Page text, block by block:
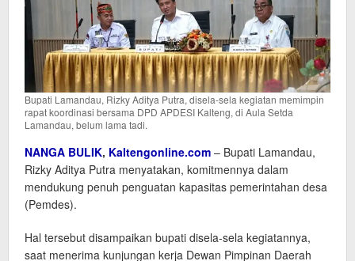
Bupati Lamandau, Rizky Aditya Putra, disela-sela kegiatan memimpin
rapat koordinasi bersama DPD APDESI Kalteng, di Aula Setda
Lamandau, belum lama tadi.
NANGA BULIK, Kaltengonline.com – Bupati Lamandau,
Rizky Aditya Putra menyatakan, komitmennya dalam
mendukung penuh penguatan kapasitas pemerintahan desa
(Pemdes).
Hal tersebut disampaikan bupati disela-sela kegiatannya,
saat menerima kunjungan kerja Dewan Pimpinan Daerah